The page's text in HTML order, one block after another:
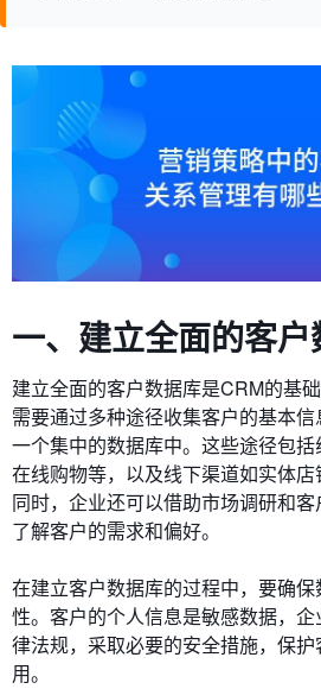
一、建立全面的客
建立全面的客户数据库是CRM的基
需要通过多种途径收集客户的基本
一个集中的数据库中。这些途径包括
在线购物等，以及线下渠道如实体店
同时，企业还可以借助市场调研和
了解客户的需求和偏好。
在建立客户数据库的过程中，要确
性。客户的个人信息是敏感数据，
律法规，采取必要的安全措施，保
用。